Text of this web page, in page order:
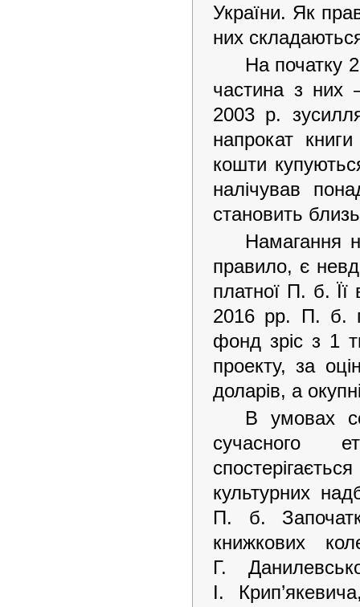
України. Як
них
На початку
частина з них
2003 р.
напрокат
кошти
налічував
становить
Намагання
правило, є
платної П. б.
2016 рр. П. б.
фонд зріс з 1
проекту, за
доларів, а
В умовах
сучасного
культурних
П. б.
книжкових
Г.
І.